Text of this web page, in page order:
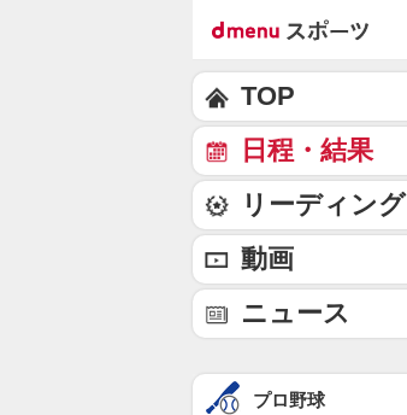
TOP
日程・結果
リーディング
動画
ニュース
プロ野球